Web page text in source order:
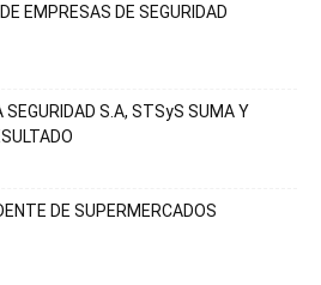
EMPRESAS DE SEGURIDAD
SEGURIDAD S.A, STSyS SUMA Y
DE SUPERMERCADOS